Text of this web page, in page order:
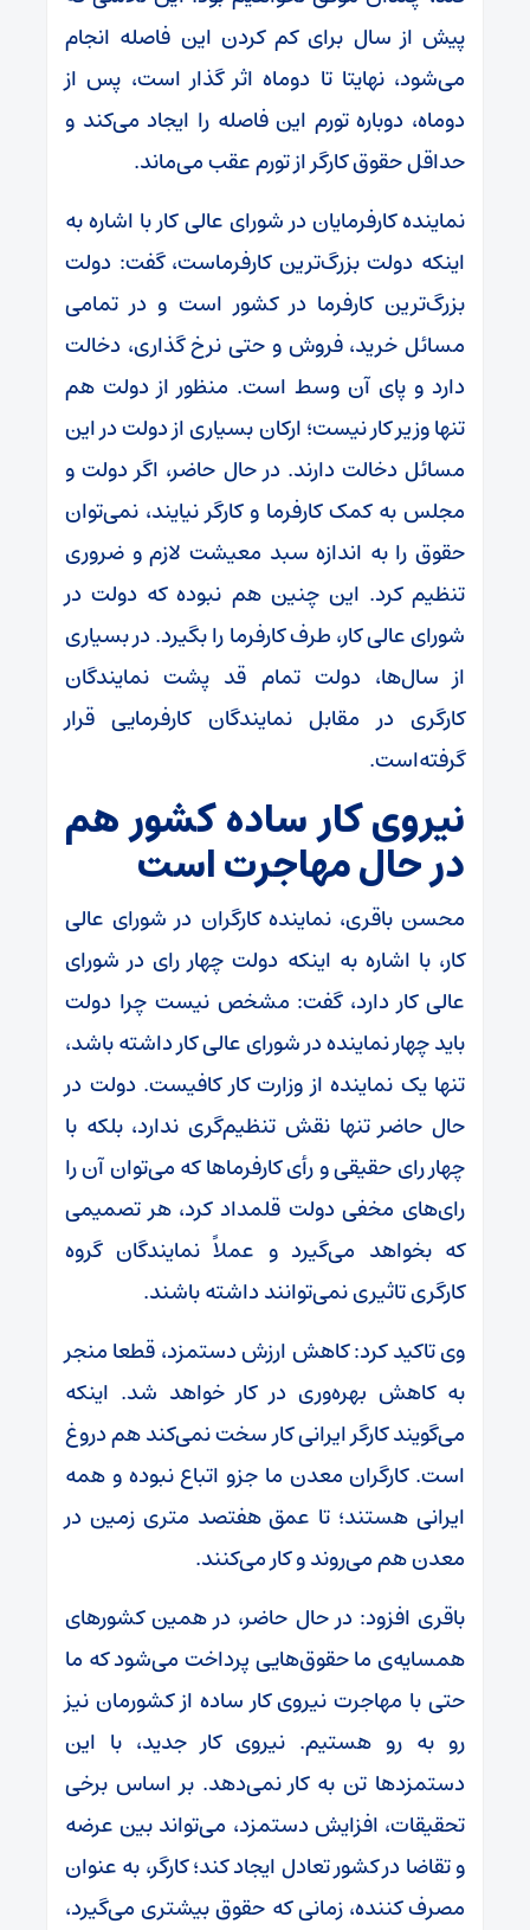
پیش از سال برای کم کردن این فاصله انجام
می‌شود، نهایتا تا دوماه اثر گذار است، پس از
دوماه، دوباره تورم این فاصله را ایجاد می‌کند و
حداقل حقوق کارگر از تورم عقب می‌ماند.
نماینده کارفرمایان در شورای عالی کار با اشاره به
اینکه دولت بزرگ‌ترین کارفرماست، گفت: دولت
بزرگ‌ترین کارفرما در کشور است و در تمامی
مسائل خرید، فروش و حتی نرخ گذاری، دخالت
دارد و پای آن وسط است. منظور از دولت هم
تنها وزیر کار نیست؛ ارکان بسیاری از دولت در این
مسائل دخالت دارند. در حال حاضر، اگر دولت و
مجلس به کمک کارفرما و کارگر نیایند، نمی‌توان
حقوق را به اندازه سبد معیشت لازم و ضروری
تنظیم کرد. این چنین هم نبوده که دولت در
شورای عالی کار، طرف کارفرما را بگیرد. در بسیاری
از سال‌ها، دولت تمام قد پشت نمایندگان
کارگری در مقابل نمایندگان کارفرمایی قرار
گرفته‌است.
نیروی کار ساده کشور هم
در حال مهاجرت است
محسن باقری، نماینده کارگران در شورای عالی
کار، با اشاره به اینکه دولت چهار رای در شورای
عالی کار دارد، گفت: مشخص نیست چرا دولت
باید چهار نماینده در شورای عالی کار داشته باشد،
تنها یک نماینده از وزارت کار کافیست. دولت در
حال حاضر تنها نقش تنظیم‌گری ندارد، بلکه با
چهار رای حقیقی و رأی کارفرماها که می‌توان آن را
رای‌های مخفی دولت قلمداد کرد، هر تصمیمی
که بخواهد می‌گیرد و عملاً نمایندگان گروه
کارگری تاثیری نمی‌توانند داشته باشند.
وی تاکید کرد: کاهش ارزش دستمزد، قطعا منجر
به کاهش بهره‌وری در کار خواهد شد. اینکه
می‌گویند کارگر ایرانی کار سخت نمی‌کند هم دروغ
است. کارگران معدن ما جزو اتباع نبوده و همه
ایرانی هستند؛ تا عمق هفتصد متری زمین در
معدن هم می‌روند و کار می‌کنند.
باقری افزود: در حال حاضر، در همین کشورهای
همسایه‌ی ما حقوق‌هایی پرداخت می‌شود که ما
حتی با مهاجرت نیروی کار ساده از کشورمان نیز
رو به رو هستیم. نیروی کار جدید، با این
دستمزدها تن به کار نمی‌دهد. بر اساس برخی
تحقیقات، افزایش دستمزد، می‌تواند بین عرضه
و تقاضا در کشور تعادل ایجاد کند؛ کارگر، به عنوان
مصرف کننده، زمانی که حقوق بیشتری می‌گیرد،